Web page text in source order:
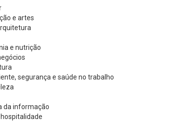
e artes
e nutrição
segurança e saúde no trabalho
da informação